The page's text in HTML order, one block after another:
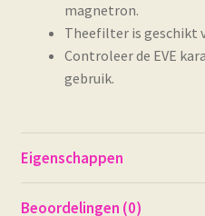
magnetron.
Theefilter is geschikt
Controleer de EVE
gebruik.
Eigenschappen
Beoordelingen (0)